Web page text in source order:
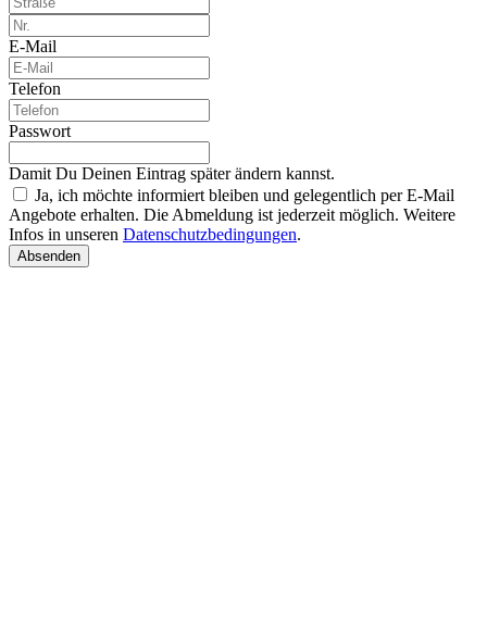
E-Mail
Telefon
Passwort
Damit Du Deinen Eintrag später ändern kannst.
Ja, ich möchte informiert bleiben und gelegentlich per E-Mail
Angebote erhalten. Die Abmeldung ist jederzeit möglich. Weitere
Infos in unseren Datenschutzbedingungen.
Absenden